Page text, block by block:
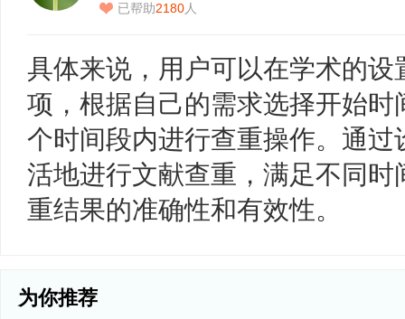
已帮助2180人
具体来说，用户可以在学术的
项，根据自己的需求选择开始
个时间段内进行查重操作。通
活地进行文献查重，满足不同
重结果的准确性和有效性。
为你推荐